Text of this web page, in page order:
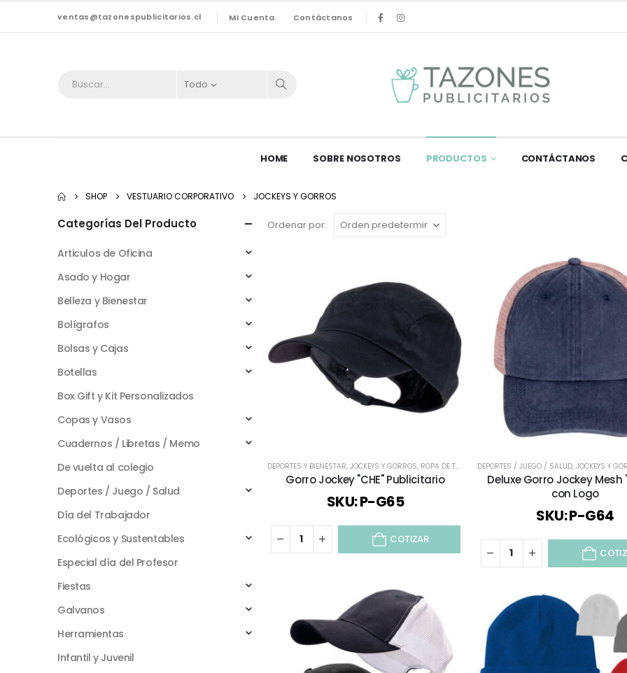
ventas@tazonespublicitarios.cl Mi Cuenta Contáctanos
Todo
HOME SOBRE NOSOTROS PRODUCTOS CONTÁCTANOS
SHOP VESTUARIO CORPORATIVO JOCKEYS Y GORROS
Ordenar por:
DEPORTES Y BIENESTAR, JOCKEYS Y GORROS, ROPA DE TRABAJO Y PUBLICITARIO ,ROPA DEPORTIVA,
Gorro Jockey "CHE" Publicitario
SKU: P-G65
COTIZAR
DEPORTES / JUEGO / SALUD, JOCKEYS Y
Deluxe Gorro Jockey Mesh
con Logo
SKU: P-G64
Categorías Del Producto
Articulos de Oficina
Asado y Hogar
Belleza y Bienestar
Bolígrafos
Bolsas y Cajas
Botellas
Box Gift y Kit Personalizados
Copas y Vasos
Cuadernos / Libretas / Memo
De vuelta al colegio
Deportes / Juego / Salud
Día del Trabajador
Ecológicos y Sustentables
Especial día del Profesor
Fiestas
Galvanos
Herramientas
Infantil y Juvenil